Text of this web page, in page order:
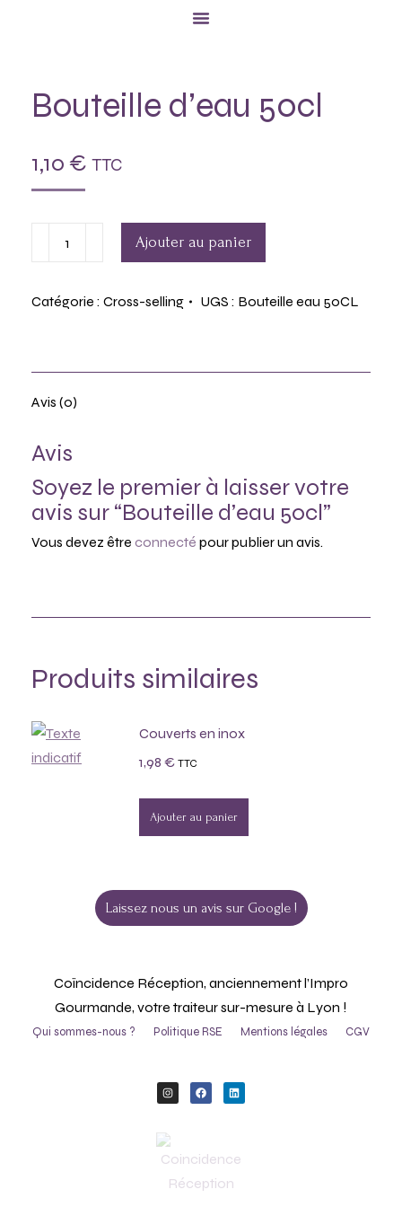
Bouteille d’eau 50cl
1,10€ TTC
Ajouter au panier
Catégorie : Cross-selling UGS : Bouteille eau 50CL
Avis (0)
Avis
Soyez le premier à laisser votre
avis sur “Bouteille d’eau 50cl”
Vous devez être connecté pour publier un avis.
Produits similaires
Couverts en inox
1,98 € TTC
Ajouter au panier
Laissez nous un avis sur Google !
Coïncidence Réception, anciennement l’Impro
Gourmande, votre traiteur sur-mesure à Lyon !
Qui sommes-nous ? Politique RSE Mentions légales CGV